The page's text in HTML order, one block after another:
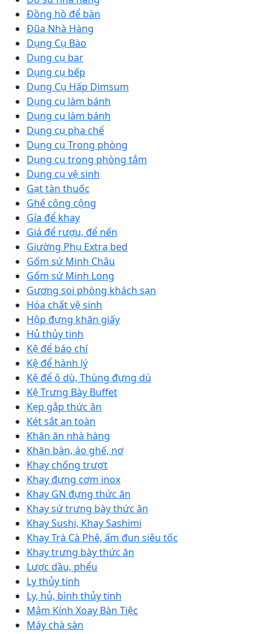
Đồng hồ để bàn
Đũa Nhà Hàng
Dụng Cụ Bào
Dụng cụ bar
Dụng cụ bếp
Dụng Cụ Hấp Dimsum
Dụng cụ làm bánh
Dụng cụ làm bánh
Dụng cụ pha chế
Dụng cụ Trong phòng
Dụng cụ trong phòng tắm
Dụng cụ vệ sinh
Gạt tàn thuốc
Ghế công cộng
Gía để khay
Giá để rượu, để nến
Giường Phụ Extra bed
Gốm sứ Minh Châu
Gốm sứ Minh Long
Gương soi phòng khách sạn
Hóa chất vệ sinh
Hộp đựng khăn giấy
Hủ thủy tinh
Kệ để báo chí
Kệ để hành lý
Kệ để ô dù, Thùng đựng dù
Kệ Trưng Bày Buffet
Kẹp gắp thức ăn
Két sắt an toàn
Khăn ăn nhà hàng
Khăn bàn, áo ghế, nơ
Khay chống trượt
Khay đựng cơm inox
Khay GN đựng thức ăn
Khay sứ trưng bày thức ăn
Khay Sushi, Khay Sashimi
Khay Trà Cà Phê, ấm đun siêu tốc
Khay trưng bày thức ăn
Lược dầu, phểu
Ly thủy tinh
Ly, hủ, bình thủy tinh
Mâm Kính Xoay Bàn Tiệc
Máy chà sàn